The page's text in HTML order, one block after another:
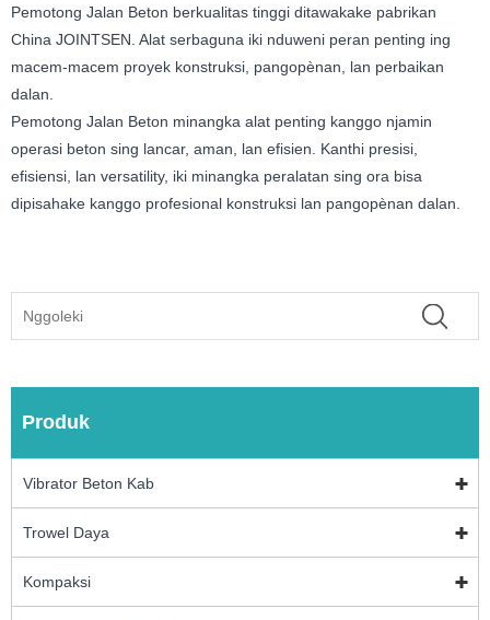
Pemotong Jalan Beton berkualitas tinggi ditawakake pabrikan
China JOINTSEN. Alat serbaguna iki nduweni peran penting ing
macem-macem proyek konstruksi, pangopènan, lan perbaikan
dalan.
Pemotong Jalan Beton minangka alat penting kanggo njamin
operasi beton sing lancar, aman, lan efisien. Kanthi presisi,
efisiensi, lan versatility, iki minangka peralatan sing ora bisa
dipisahake kanggo profesional konstruksi lan pangopènan dalan.
Produk
Vibrator Beton Kab
Trowel Daya
Kompaksi